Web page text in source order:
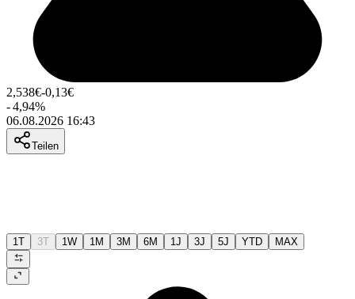
2,538€-0,13€
-4,94%
06.08.2026 16:43
Teilen
1T 3T 1W 1M 3M 6M 1J 3J 5J YTD MAX